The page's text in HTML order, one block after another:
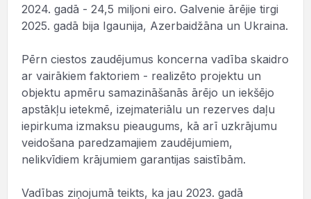
2024. gadā - 24,5 miljoni eiro. Galvenie ārējie tirgi
2025. gadā bija Igaunija, Azerbaidžāna un Ukraina.
Pērn ciestos zaudējumus koncerna vadība skaidro
ar vairākiem faktoriem - realizēto projektu un
objektu apmēru samazināšanās ārējo un iekšējo
apstākļu ietekmē, izejmateriālu un rezerves daļu
iepirkuma izmaksu pieaugums, kā arī uzkrājumu
veidošana paredzamajiem zaudējumiem,
nelikvīdiem krājumiem garantijas saistībām.
Vadības ziņojumā teikts, ka jau 2023. gadā